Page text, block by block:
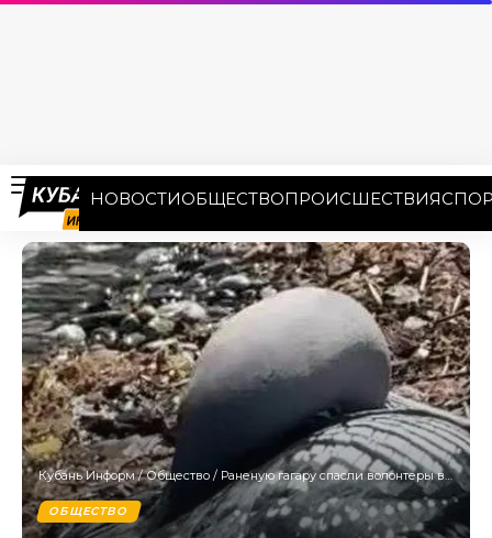
НОВОСТИОБЩЕСТВОПРОИСШЕСТВИЯ
Кубань Информ/Общество / Раненую гагару спасли волонтеры в Сочи
ОБЩЕСТВО